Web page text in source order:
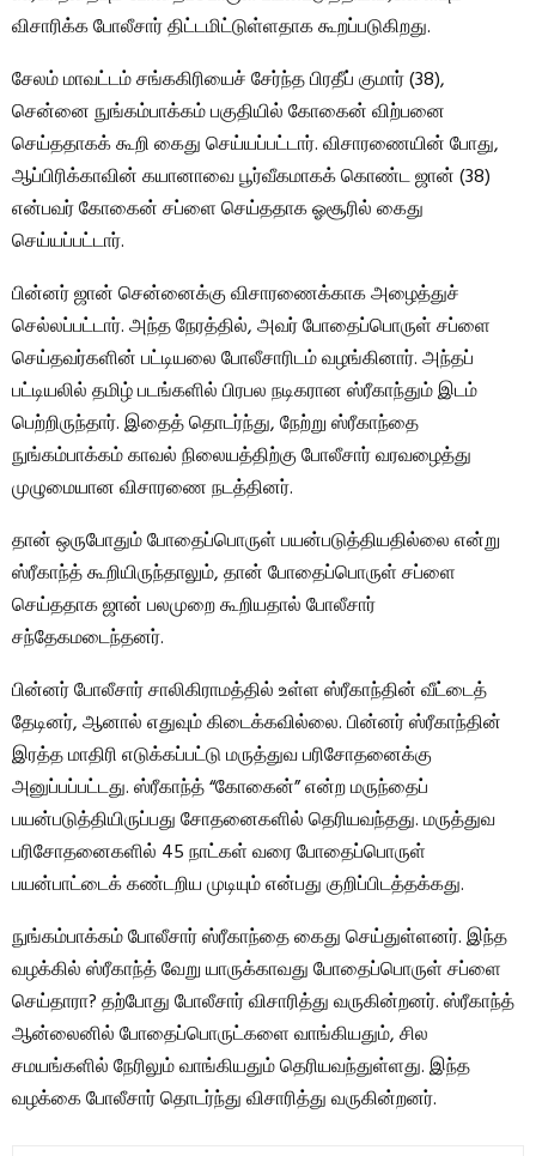
விசாரிக்க போலீசார் திட்டமிட்டுள்ளதாக கூறப்படுகிறது.
சேலம் மாவட்டம் சங்ககிரியைச் சேர்ந்த பிரதீப் குமார் (38),
சென்னை நுங்கம்பாக்கம் பகுதியில் கோகைன் விற்பனை
செய்ததாகக் கூறி கைது செய்யப்பட்டார். விசாரணையின் போது, ​​
ஆப்பிரிக்காவின் கயானாவை பூர்வீகமாகக் கொண்ட ஜான் (38)
என்பவர் கோகைன் சப்ளை செய்ததாக ஓசூரில் கைது
செய்யப்பட்டார்.
பின்னர் ஜான் சென்னைக்கு விசாரணைக்காக அழைத்துச்
செல்லப்பட்டார். அந்த நேரத்தில், அவர் போதைப்பொருள் சப்ளை
செய்தவர்களின் பட்டியலை போலீசாரிடம் வழங்கினார். அந்தப்
பட்டியலில் தமிழ் படங்களில் பிரபல நடிகரான ஸ்ரீகாந்தும் இடம்
பெற்றிருந்தார். இதைத் தொடர்ந்து, நேற்று ஸ்ரீகாந்தை
நுங்கம்பாக்கம் காவல் நிலையத்திற்கு போலீசார் வரவழைத்து
முழுமையான விசாரணை நடத்தினர்.
தான் ஒருபோதும் போதைப்பொருள் பயன்படுத்தியதில்லை என்று
ஸ்ரீகாந்த் கூறியிருந்தாலும், தான் போதைப்பொருள் சப்ளை
செய்ததாக ஜான் பலமுறை கூறியதால் போலீசார்
சந்தேகமடைந்தனர்.
பின்னர் போலீசார் சாலிகிராமத்தில் உள்ள ஸ்ரீகாந்தின் வீட்டைத்
தேடினர், ஆனால் எதுவும் கிடைக்கவில்லை. பின்னர் ஸ்ரீகாந்தின்
இரத்த மாதிரி எடுக்கப்பட்டு மருத்துவ பரிசோதனைக்கு
அனுப்பப்பட்டது. ஸ்ரீகாந்த் “கோகைன்” என்ற மருந்தைப்
பயன்படுத்தியிருப்பது சோதனைகளில் தெரியவந்தது. மருத்துவ
பரிசோதனைகளில் 45 நாட்கள் வரை போதைப்பொருள்
பயன்பாட்டைக் கண்டறிய முடியும் என்பது குறிப்பிடத்தக்கது.
நுங்கம்பாக்கம் போலீசார் ஸ்ரீகாந்தை கைது செய்துள்ளனர். இந்த
வழக்கில் ஸ்ரீகாந்த் வேறு யாருக்காவது போதைப்பொருள் சப்ளை
செய்தாரா? தற்போது போலீசார் விசாரித்து வருகின்றனர். ஸ்ரீகாந்த்
ஆன்லைனில் போதைப்பொருட்களை வாங்கியதும், சில
சமயங்களில் நேரிலும் வாங்கியதும் தெரியவந்துள்ளது. இந்த
வழக்கை போலீசார் தொடர்ந்து விசாரித்து வருகின்றனர்.